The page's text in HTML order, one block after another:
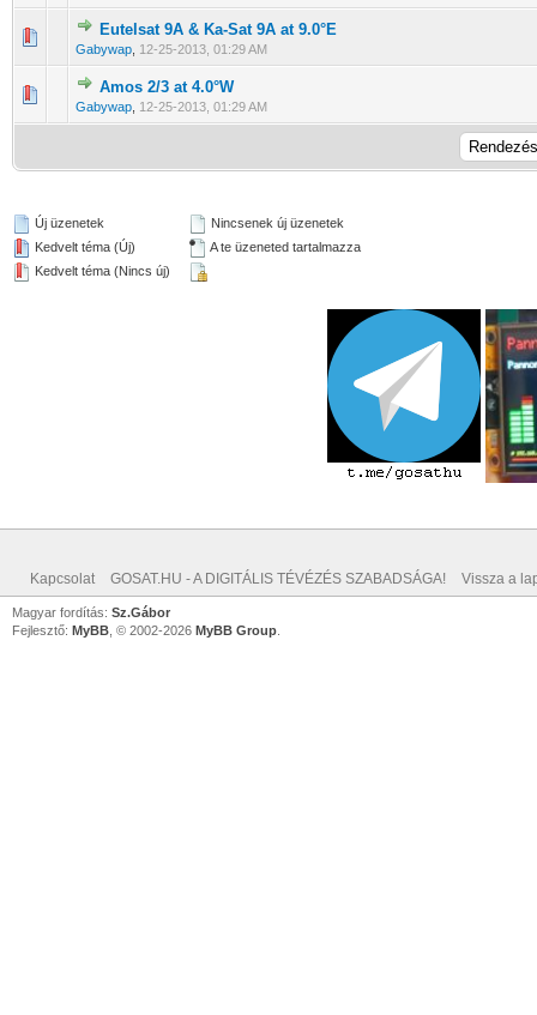
Eutelsat 9A & Ka-Sat 9A at 9.0°E
Gabywap 12-25-2013, 01:29 AM
0 Szavazat - 0 / 5 átlagban
123 45
Amos 2/3 at 4.0°W
Gabywap 12-25-2013, 01:29 AM
0 Szavazat - 0 / 5 átlagban
Új üzenetek
Kedvelt téma (Új)
Kedvelt téma (Nincs új)
Nincsenek új üzenetek
A te üzeneted tartalmazza
Kapcsolat GOSAT.HU - A DIGITÁLIS TÉVÉZÉS SZABADSÁGA! Vissza a
Magyar fordítás: Sz.Gábor
Fejlesztő: MyBB , © 2002-2026 MyBB Group